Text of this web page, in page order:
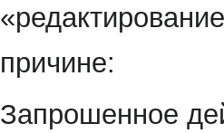
причине:
Запрошенное